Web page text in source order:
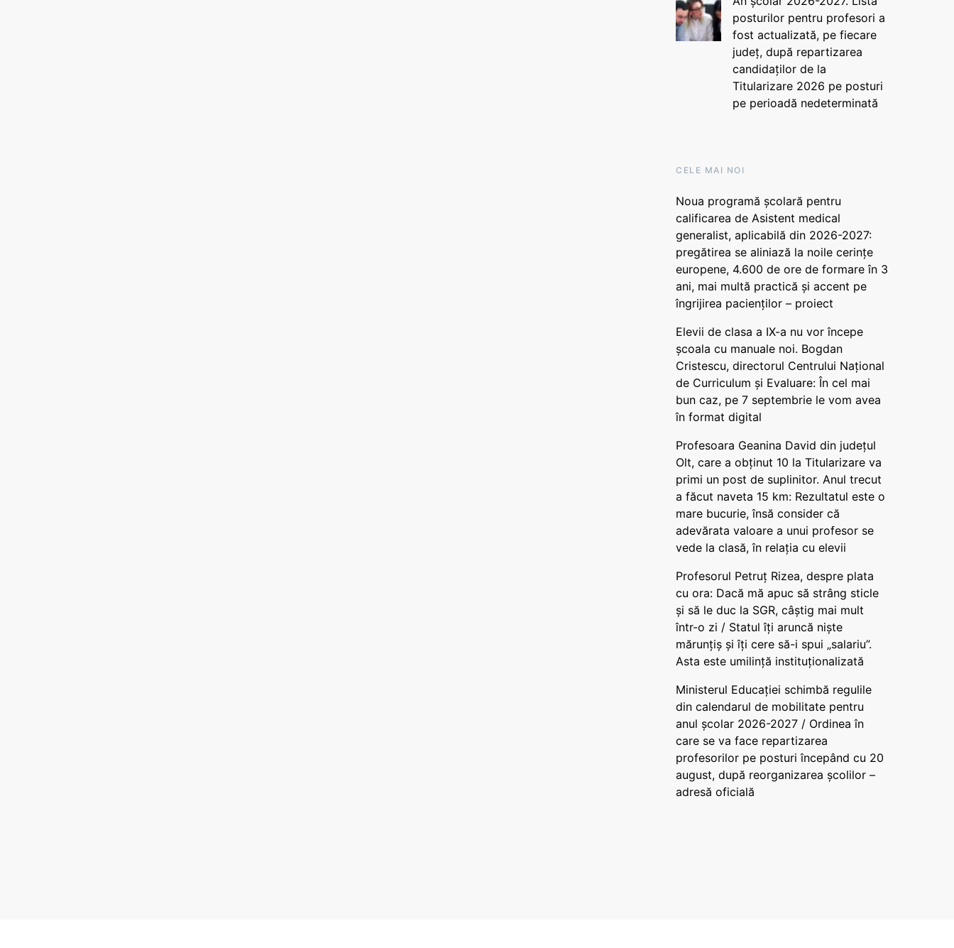
posturilor pentru profesori a
fost actualizată, pe fiecare
județ, după repartizarea
candidaților de la
Titularizare 2026 pe posturi
pe perioadă nedeterminată
CELE MAI NOI
Noua programă școlară pentru
calificarea de Asistent medical
generalist, aplicabilă din 2026-2027:
pregătirea se aliniază la noile cerințe
europene, 4.600 de ore de formare în 3
ani, mai multă practică și accent pe
îngrijirea pacienților – proiect
Elevii de clasa a IX-a nu vor începe
școala cu manuale noi. Bogdan
Cristescu, directorul Centrului Național
de Curriculum și Evaluare: În cel mai
bun caz, pe 7 septembrie le vom avea
în format digital
Profesoara Geanina David din județul
Olt, care a obținut 10 la Titularizare va
primi un post de suplinitor. Anul trecut
a făcut naveta 15 km: Rezultatul este o
mare bucurie, însă consider că
adevărata valoare a unui profesor se
vede la clasă, în relația cu elevii
Profesorul Petruț Rizea, despre plata
cu ora: Dacă mă apuc să strâng sticle
și să le duc la SGR, câștig mai mult
într-o zi / Statul îți aruncă niște
mărunțiș și îți cere să-i spui „salariu”.
Asta este umilință instituționalizată
Ministerul Educației schimbă regulile
din calendarul de mobilitate pentru
anul școlar 2026-2027 / Ordinea în
care se va face repartizarea
profesorilor pe posturi începând cu 20
august, după reorganizarea școlilor –
adresă oficială